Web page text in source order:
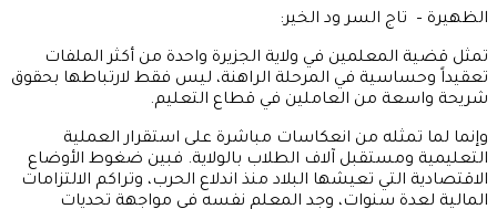
الظهيرة – تاج السر ود الخير:
تمثل قضية المعلمين في ولاية الجزيرة واحدة من أكثر الملفات
تعقيداً وحساسية في المرحلة الراهنة، ليس فقط لارتباطها بحقوق
شريحة واسعة من العاملين في قطاع التعليم.
وإنما لما تمثله من انعكاسات مباشرة على استقرار العملية
التعليمية ومستقبل آلاف الطلاب بالولاية. فبين ضغوط الأوضاع
الاقتصادية التي تعيشها البلاد منذ اندلاع الحرب، وتراكم الالتزامات
المالية لعدة سنوات، وجد المعلم نفسه في مواجهة تحديات